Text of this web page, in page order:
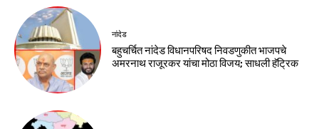
नांदेड
बहुचर्चित नांदेड विधानपरिषद निवडणुकीत भाजपचे
अमरनाथ राजूरकर यांचा मोठा विजय; साधली हॅट्रिक